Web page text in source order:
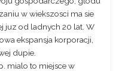
w wiekszosci ma sie
juz od ladnych 20 lat. W
ekspansja korporacji,
dupie.
mialo to miejsce w